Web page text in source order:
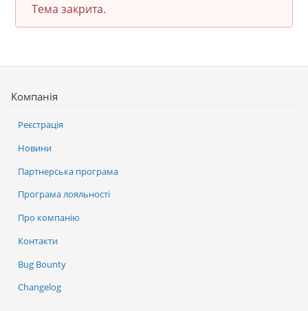
Тема закрита.
Компанія
Реєстрація
Новини
Партнерська програма
Програма лояльності
Про компанію
Контакти
Bug Bounty
Changelog